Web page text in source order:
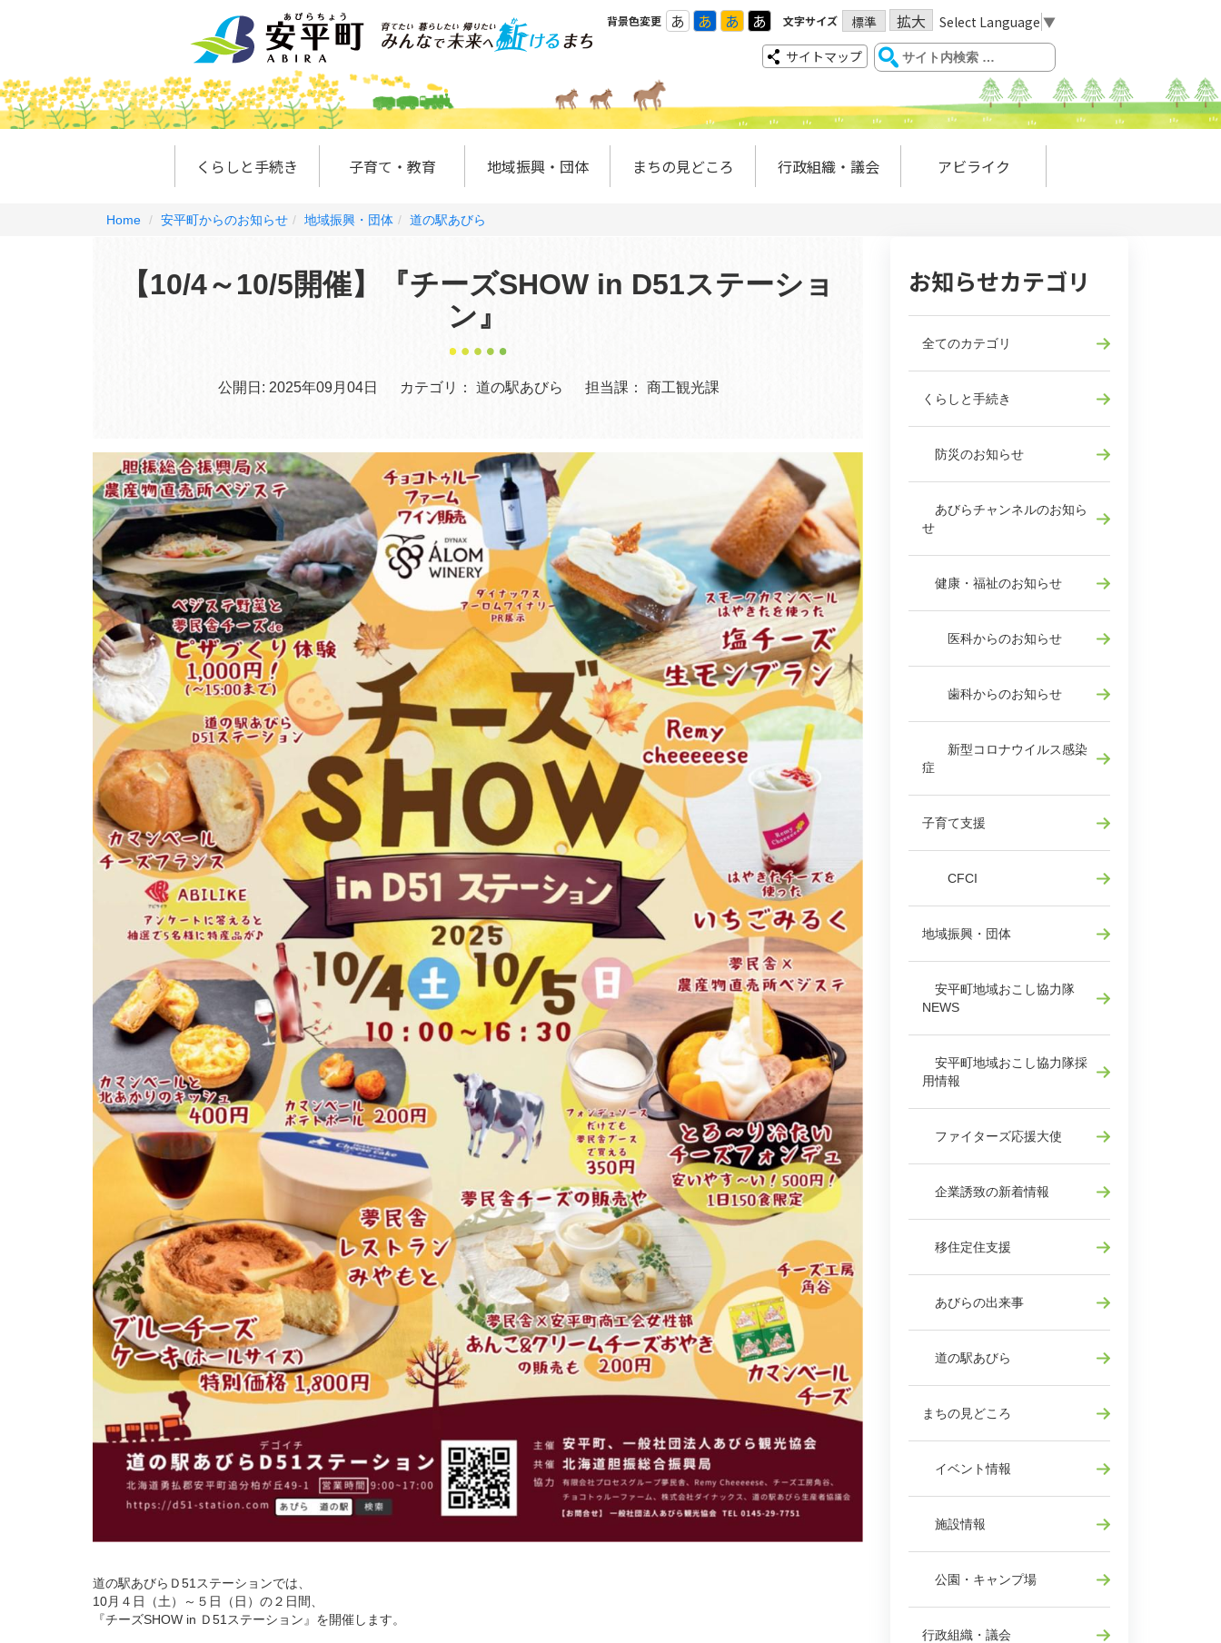
背景色変更 あ あ あ あ 文字サイズ 標準 拡大 Select Language ▼
サイトマップ
くらしと手続き 子育て・教育 地域振興・団体 まちの見どころ 行政組織・議会 アビライク
Home 安平町からのお知らせ 地域振興・団体 道の駅あびら
【10/4～10/5開催】『チーズSHOW in D51ステーショ
ン』
公開日: 2025年09月04日 カテゴリ： 道の駅あびら 担当課： 商工観光課
道の駅あびらＤ51ステーションでは、
10月４日（土）～５日（日）の２日間、
『チーズSHOW in Ｄ51ステーション』を開催します。
お知らせカテゴリ
全てのカテゴリ
くらしと手続き
防災のお知らせ
あびらチャンネルのお知ら
せ
健康・福祉のお知らせ
医科からのお知らせ
歯科からのお知らせ
新型コロナウイルス感染
症
子育て支援
CFCI
地域振興・団体
安平町地域おこし協力隊
NEWS
安平町地域おこし協力隊採
用情報
ファイターズ応援大使
企業誘致の新着情報
移住定住支援
あびらの出来事
道の駅あびら
まちの見どころ
イベント情報
施設情報
公園・キャンプ場
行政組織・議会